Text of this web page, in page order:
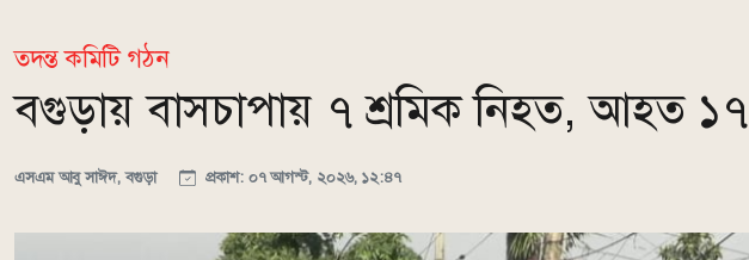
তদন্ত কমিটি গঠন
বগুড়ায় বাসচাপায় ৭ শ্রমিক নিহত, আহত ১৭
এসএম আবু সাঈদ, বগুড়া প্রকাশ: ০৭ আগস্ট, ২০২৬, ১২:৪৭